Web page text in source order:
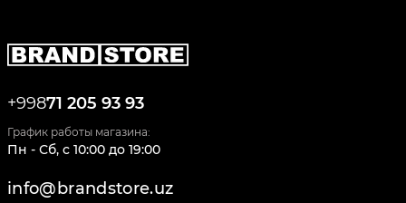
+99871 205 93 93
График работы магазина:
Пн - Сб, c 10:00 до 19:00
info@brandstore.uz